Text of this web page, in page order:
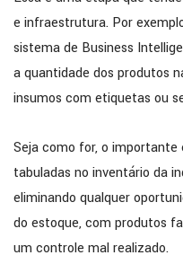
e infraestrutura. Por
sistema de Business
a quantidade dos produtos
insumos com etiquetas ou
Seja como for, o importante
tabuladas no inventário da
eliminando qualquer
do estoque, com produtos
um controle mal realizado.